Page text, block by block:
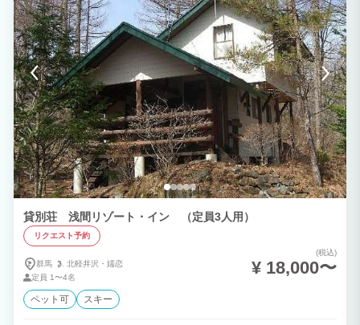
貸別荘 浅間リゾート・イン （定員3人用）
リクエスト予約
群馬 北軽井沢・ 嬬恋
定員 1〜4名
(税込)
¥ 18,000〜
ペット可 スキー